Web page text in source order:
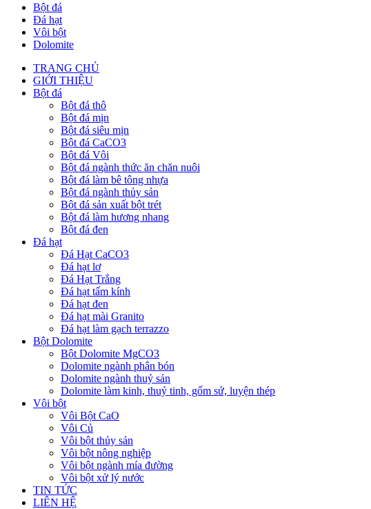
Bột đá
Đá hạt
Vôi bột
Dolomite
TRANG CHỦ
GIỚI THIỆU
Bột đá
Bột đá thô
Bột đá mịn
Bột đá siêu mịn
Bột đá CaCO3
Bột đá Vôi
Bột đá ngành thức ăn chăn nuôi
Bột đá làm bê tông nhựa
Bột đá ngành thủy sản
Bột đá sản xuất bột trét
Bột đá làm hương nhang
Bột đá đen
Đá hạt
Đá Hạt CaCO3
Đá hạt lơ
Đá Hạt Trắng
Đá hạt tấm kính
Đá hạt đen
Đá hạt mài Granito
Đá hạt làm gạch terrazzo
Bột Dolomite
Bột Dolomite MgCO3
Dolomite ngành phân bón
Dolomite ngành thuỷ sản
Dolomite làm kinh, thuỷ tinh, gốm sứ, luyện thép
Vôi bột
Vôi Bột CaO
Vôi Củ
Vôi bột thủy sản
Vôi bột nông nghiệp
Vôi bột ngành mía đường
Vôi bột xử lý nước
TIN TỨC
LIÊN HỆ